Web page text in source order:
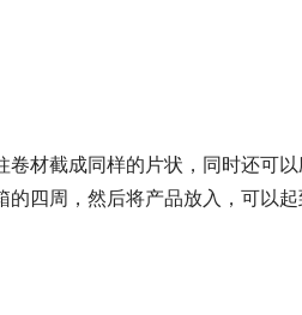
材截成同样的片状，同时还可
四周，然后将产品放入，可以